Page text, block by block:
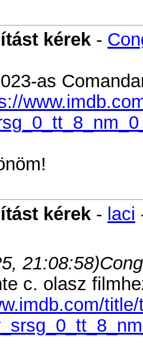
kérek -
as
kérek - laci
21:08:58)
c. olasz